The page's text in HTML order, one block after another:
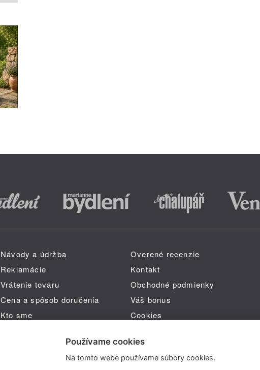
Návody a údržba
Reklamácie
Vrátenie tovaru
Cena a spôsob doručenia
Kto sme
Overené recenzie
Kontakt
Obchodné podmienky
Váš bonus
Cookies
Používame cookies
Na tomto webe používame súbory cookies.